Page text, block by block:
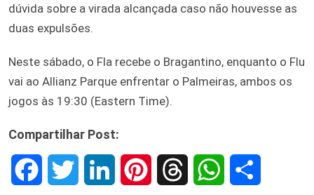
dúvida sobre a virada alcançada caso não houvesse as
duas expulsões.
Neste sábado, o Fla recebe o Bragantino, enquanto o Flu
vai ao Allianz Parque enfrentar o Palmeiras, ambos os
jogos às 19:30 (Eastern Time).
Compartilhar Post: